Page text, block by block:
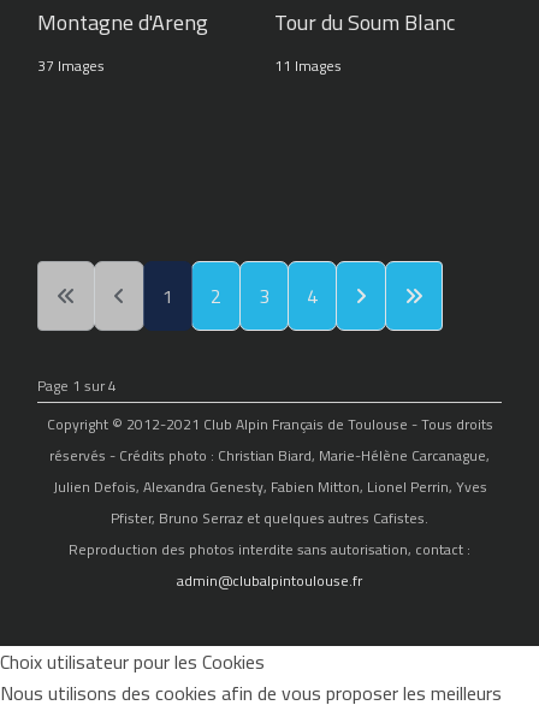
Montagne d'Areng
37 Images
Tour du Soum Blanc
11 Images
1 2 3 4
Page 1 sur 4
Copyright © 2012-2021 Club Alpin Français de Toulouse - Tous droits
réservés - Crédits photo : Christian Biard, Marie-Hélène Carcanague,
Julien Defois, Alexandra Genesty, Fabien Mitton, Lionel Perrin, Yves
Pfister, Bruno Serraz et quelques autres Cafistes.
Reproduction des photos interdite sans autorisation, contact :
admin@clubalpintoulouse.fr
Choix utilisateur pour les Cookies
Nous utilisons des cookies afin de vous proposer les meilleurs